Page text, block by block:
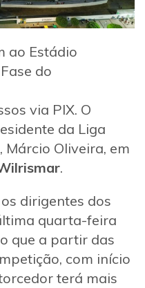
ao Estádio
do
via PIX. O
da Liga
Márcio Oliveira, em
.
dirigentes dos
quarta-feira
que a partir das
com início
terá mais